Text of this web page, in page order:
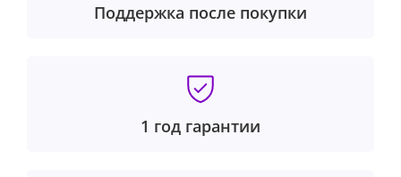
Поддержка после покупки
1 год гарантии